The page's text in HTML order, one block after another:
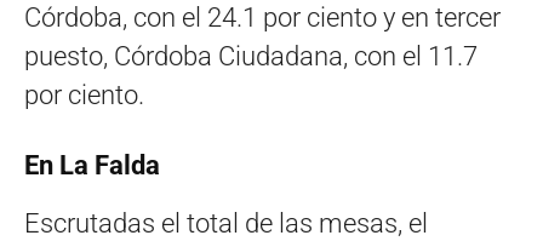
Córdoba, con el 24.1 por ciento y en tercer
puesto, Córdoba Ciudadana, con el 11.7
por ciento.
En La Falda
Escrutadas el total de las mesas, el